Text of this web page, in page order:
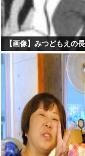
【画像】みつどもえの